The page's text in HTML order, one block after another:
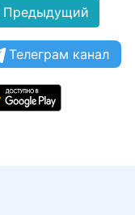
Предыдущий
Телеграм канал